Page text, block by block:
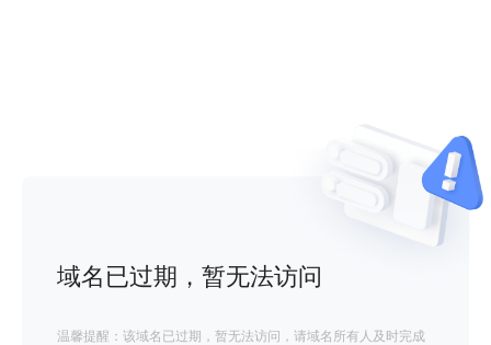
域名已过期，暂无法访问
温馨提醒：该域名已过期，暂无法访问，请域名所有人及时完成